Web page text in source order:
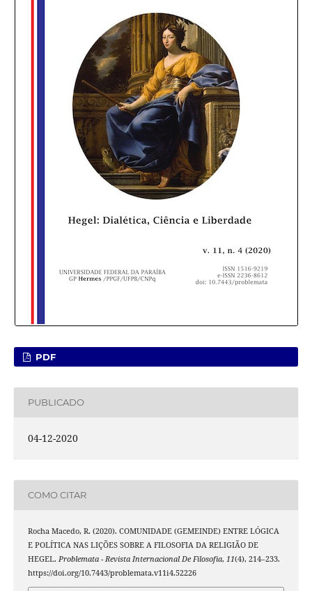
PDF
PUBLICADO
04-12-2020
COMO CITAR
Rocha Macedo, R. (2020). COMUNIDADE (GEMEINDE) ENTRE LÓGICA
E POLÍTICA NAS LIÇÕES SOBRE A FILOSOFIA DA RELIGIÃO DE
HEGEL. Problemata - Revista Internacional De Filosofia, 11(4), 214–233.
https://doi.org/10.7443/problemata.v11i4.52226